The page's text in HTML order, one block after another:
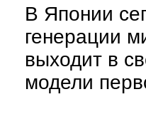
В Японии
генерации
выходит в
модели